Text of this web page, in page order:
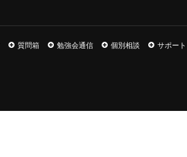
質問箱 勉強会通信 個別相談 サポート